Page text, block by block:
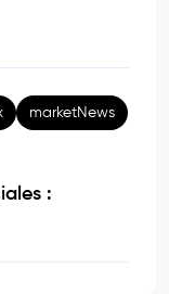
marketNews
: